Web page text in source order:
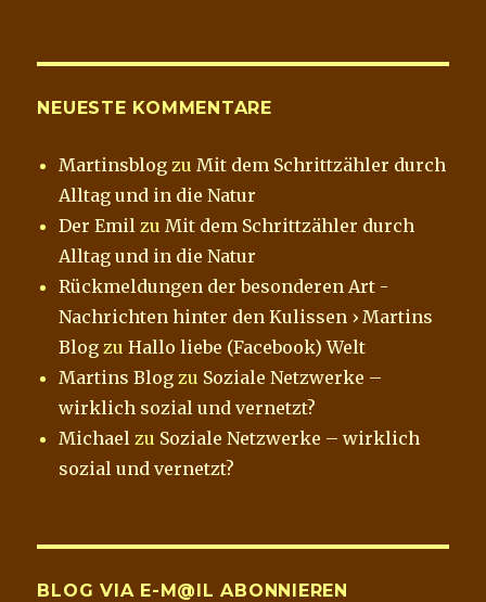
NEUESTE KOMMENTARE
Martinsblog zu Mit dem Schrittzähler durch
Alltag und in die Natur
Der Emil zu Mit dem Schrittzähler durch
Alltag und in die Natur
Rückmeldungen der besonderen Art -
Nachrichten hinter den Kulissen › Martins
Blog zuHallo liebe (Facebook) Welt
Martins Blog zu Soziale Netzwerke –
wirklich sozial und vernetzt?
Michael zu Soziale Netzwerke – wirklich
sozial und vernetzt?
BLOG VIA E-M@IL ABONNIEREN